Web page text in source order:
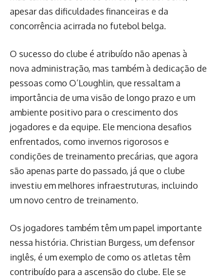
apesar das dificuldades financeiras e da
concorrência acirrada no futebol belga.
O sucesso do clube é atribuído não apenas à
nova administração, mas também à dedicação de
pessoas como O’Loughlin, que ressaltam a
importância de uma visão de longo prazo e um
ambiente positivo para o crescimento dos
jogadores e da equipe. Ele menciona desafios
enfrentados, como invernos rigorosos e
condições de treinamento precárias, que agora
são apenas parte do passado, já que o clube
investiu em melhores infraestruturas, incluindo
um novo centro de treinamento.
Os jogadores também têm um papel importante
nessa história. Christian Burgess, um defensor
inglês, é um exemplo de como os atletas têm
contribuído para a ascensão do clube. Ele se